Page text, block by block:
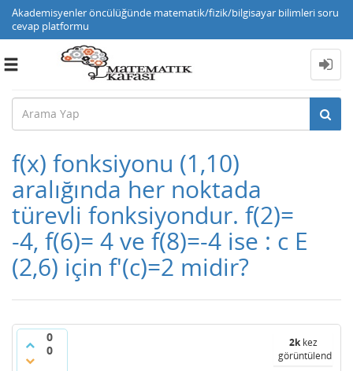
Akademisyenler öncülüğünde matematik/fizik/bilgisayar bilimleri soru
cevap platformu
Toggle
f(x) fonksiyonu (1,10)
aralığında her noktada
türevli fonksiyondur. f(2)=
-4, f(6)= 4 ve f(8)=-4 ise : c E
(2,6) için f'(c)=2 midir?
0
0
2kkez
görüntülendi